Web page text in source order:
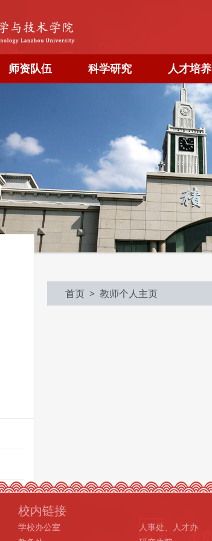
师资队伍 科学研究 人才培养
首页 > 教师个人主页
校内链接
学校办公室
人事处、人才办